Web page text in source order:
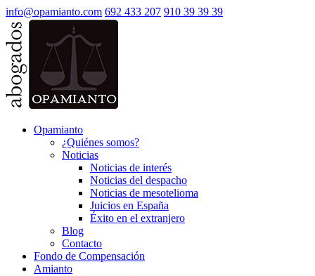
info@opamianto.com 692 433 207 910 39 39 39
Opamianto
¿Quiénes somos?
Noticias
Noticias de interés
Noticias del despacho
Noticias de mesotelioma
Juicios en España
Éxito en el extranjero
Blog
Contacto
Fondo de Compensación
Amianto